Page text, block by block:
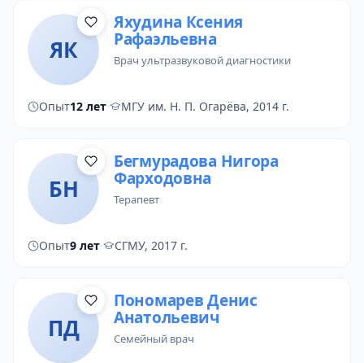
ЯК
Яхудина Ксения
Рафаэльевна
врач ультразвуковой диагностики
Опыт12 лет· МГУ им. Н. П. Огарёва, 2014 г.
БН
Бегмурадова Нигора
Фарходовна
терапевт
Опыт9 лет· СГМУ, 2017 г.
ПД
Пономарев Денис
Анатольевич
семейный врач